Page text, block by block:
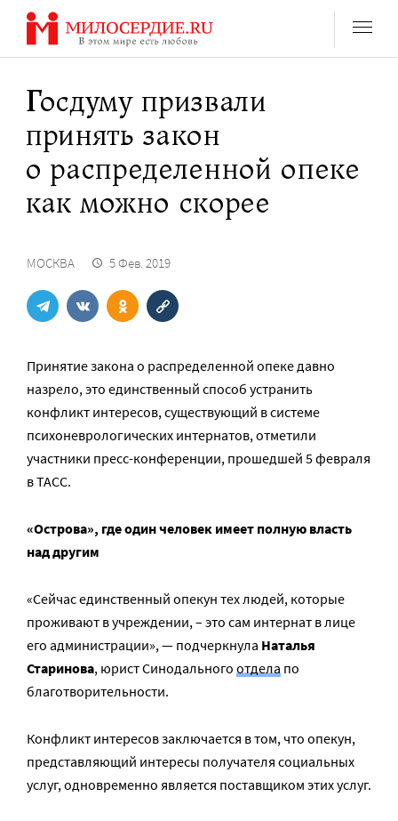
Перейти
содержанию
Госдуму призвали
принять закон
о распределенной опеке
как можно скорее
МОСКВА 5 Фев. 2019
Принятие закона о распределенной опеке давно
назрело, это единственный способ устранить
конфликт интересов, существующий в системе
психоневрологических интернатов, отметили
участники пресс-конференции, прошедшей 5 февраля
в ТАСС.
«Острова», где один человек имеет полную власть
над другим
«Сейчас единственный опекун тех людей, которые
проживают в учреждении, – это сам интернат в лице
его администрации», — подчеркнула Наталья
Старинова, юрист Синодального отдела по
благотворительности.
Конфликт интересов заключается в том, что опекун,
представляющий интересы получателя социальных
услуг, одновременно является поставщиком этих услуг.